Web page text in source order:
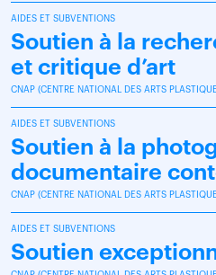
AIDES ET SUBVENTIONS
Soutien à la
et critique d’art
CNAP (CENTRE NATIONAL DES ARTS
AIDES ET SUBVENTIONS
Soutien à la
documentaire
CNAP (CENTRE NATIONAL DES ARTS
AIDES ET SUBVENTIONS
Soutien